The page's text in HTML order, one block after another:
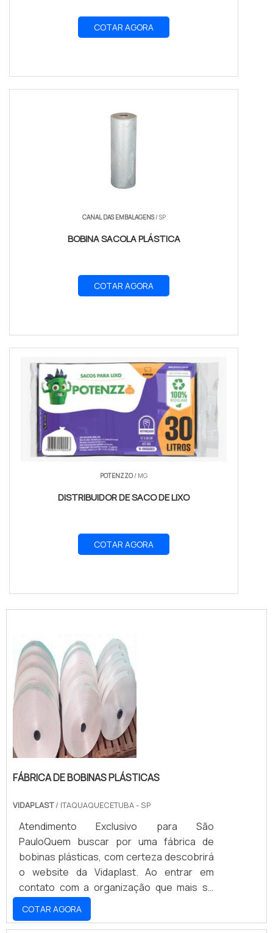
COTAR AGORA
CANAL DAS EMBALAGENS/ SP
BOBINA SACOLA PLÁSTICA
COTAR AGORA
POTENZZO/ MG
DISTRIBUIDOR DE SACO DE LIXO
COTAR AGORA
FÁBRICA DE BOBINAS PLÁSTICAS
VIDAPLAST/ ITAQUAQUECETUBA - SP
Atendimento Exclusivo para São
PauloQuem buscar por uma fábrica de
bobinas plásticas, com certeza descobrirá
o website da Vidaplast. Ao entrar em
contato com a organização que mais se
destaca no ramo, o cliente receberá um
suporte completo para sanar eventuais
COTAR AGORA